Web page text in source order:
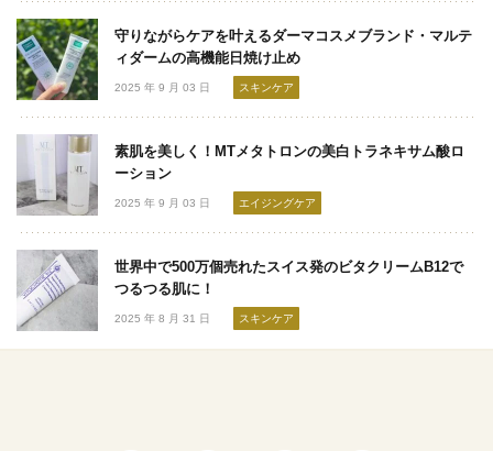
守りながらケアを叶えるダーマコスメブランド・マルテ
ィダームの高機能日焼け止め
2025 年 9 月 03 日 スキンケア
素肌を美しく！MTメタトロンの美白トラネキサム酸ロ
ーション
2025 年 9 月 03 日 エイジングケア
世界中で500万個売れたスイス発のビタクリームB12で
つるつる肌に！
2025 年 8 月 31 日 スキンケア